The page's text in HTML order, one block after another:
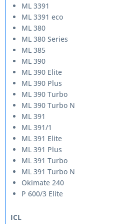
ML 3391
ML 3391 eco
ML 380
ML 380 Series
ML 385
ML 390
ML 390 Elite
ML 390 Plus
ML 390 Turbo
ML 390 Turbo N
ML 391
ML 391/1
ML 391 Elite
ML 391 Plus
ML 391 Turbo
ML 391 Turbo N
Okimate 240
P 600/3 Elite
ICL